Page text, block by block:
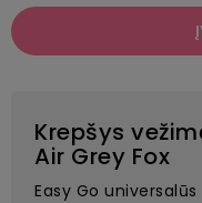
Krepšys
Air Grey Fox
Easy Go